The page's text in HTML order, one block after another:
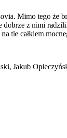
Mimo tego że
dobrze z nimi
tle całkiem
Jakub